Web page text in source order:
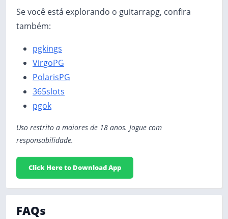
Se você está explorando o guitarrapg, confira
também:
pgkings
VirgoPG
PolarisPG
365slots
pgok
Uso restrito a maiores de 18 anos. Jogue com
responsabilidade.
Click Here to Download App
FAQs